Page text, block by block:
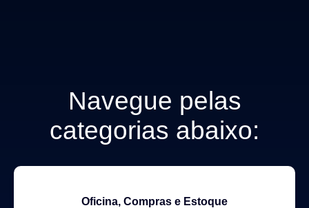
Navegue pelas
categorias abaixo:
Oficina, Compras e Estoque